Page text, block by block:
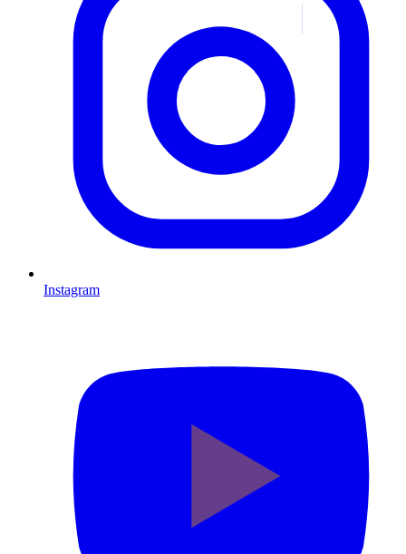
Instagram